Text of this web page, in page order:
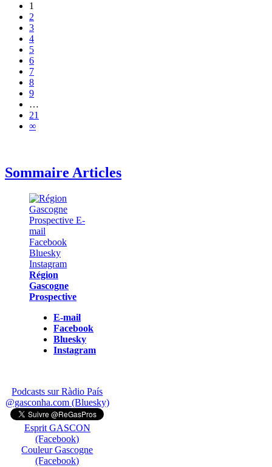
1
2
3
4
5
6
7
8
9
…
21
∞
Sommaire Articles
Région
Gascogne
Prospective
E-mail
Facebook
Bluesky
Instagram
Podcasts sur Ràdio País
@gasconha.com (Bluesky)
Esprit GASCON
(Facebook)
Couleur Gascogne
(Facebook)